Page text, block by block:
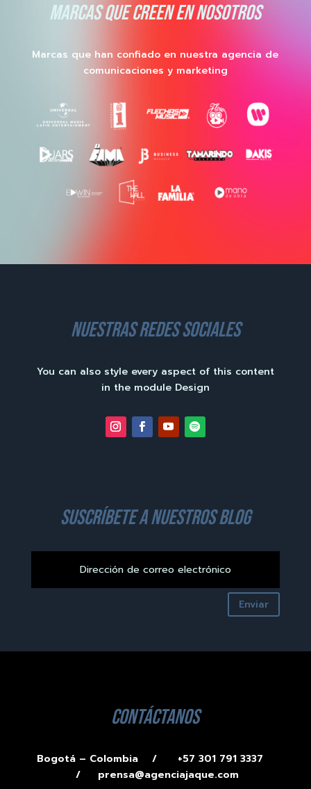
MARCAS QUE CREEN EN NOSOTROS
Marcas que han confiado en nuestra agencia de
comunicaciones y marketing
nuestras redes sociales
You can also style every aspect of this content
in the module Design
suscríbete a nuestros blog
Enviar
contáctanos
Bogotá – Colombia /
+57 301 791 3337
/ prensa@agenciajaque.com